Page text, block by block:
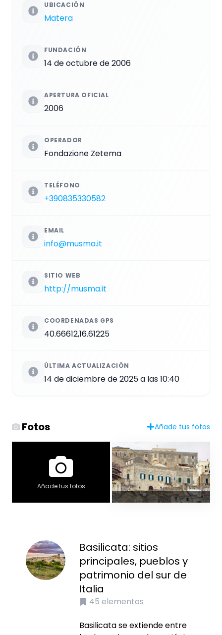
UBICACIÓN
Matera
FUNDACIÓN
14 de octubre de 2006
APERTURA OFICIAL
2006
OPERADOR
Fondazione Zetema
TELÉFONO
+390835330582
EMAIL
info@musma.it
SITIO WEB
http://musma.it
COORDENADAS GPS
40.66612,16.61225
ÚLTIMA ACTUALIZACIÓN
14 de diciembre de 2025 a las 10:40
Fotos Añade tus fotos
Añade tus fotos
Basilicata: sitios
principales, pueblos y
patrimonio del sur de
Italia
45 elementos
Basilicata se extiende entre